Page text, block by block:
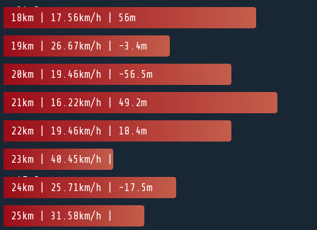
-14.8m
18km | 17.56km/h | 56m
19km | 26.67km/h | -3.4m
20km | 19.46km/h | -56.5m
21km | 16.22km/h | 49.2m
22km | 19.46km/h | 18.4m
23km | 40.45km/h |
-47.6m
24km | 25.71km/h | -17.5m
25km | 31.58km/h |